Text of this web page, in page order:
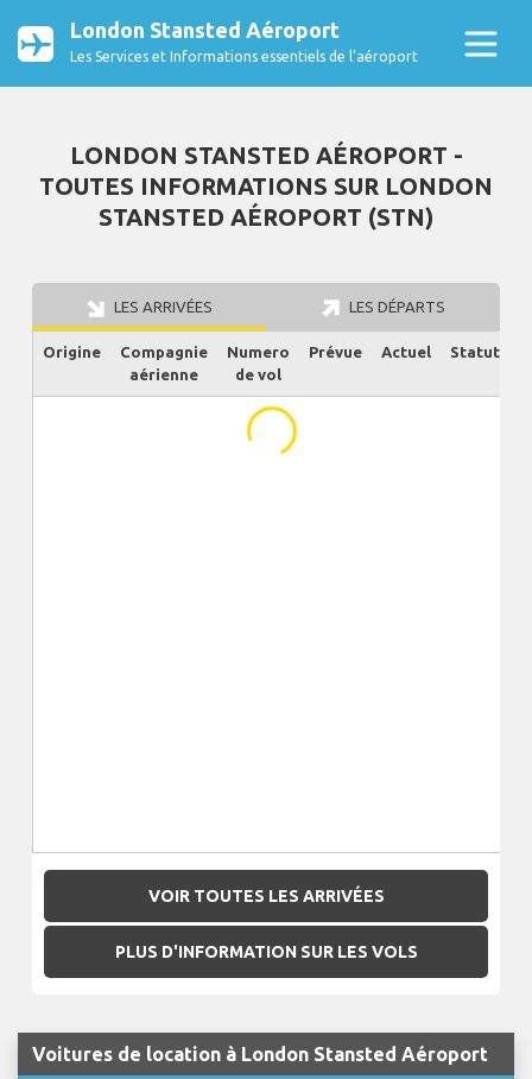
London Stansted Aéroport
Les Services et Informations essentiels de l’aéroport
LONDON STANSTED AÉROPORT -
TOUTES INFORMATIONS SUR LONDON
STANSTED AÉROPORT (STN)
LES ARRIVÉES LES DÉPARTS
Origine
Compagnie
aérienne
Numero
de vol
Prévue Actuel Statut
VOIR TOUTES LES ARRIVÉES
PLUS D'INFORMATION SUR LES VOLS
Voitures de location à London Stansted Aéroport